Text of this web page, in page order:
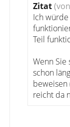
Zitat
Ich würde
Teil
Wenn Sie
schon
beweisen
reicht da